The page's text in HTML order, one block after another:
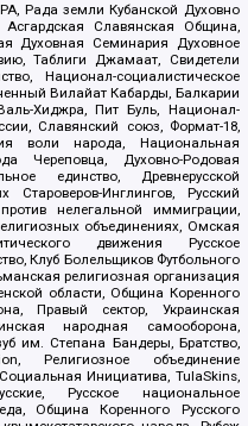
Рада земли Кубанской Духовно
Славянская Община,
Духовная Семинария Духовное
Таблиги Джамаат, Свидетели
Национал-социалистическое
Вилайат Кабарды, Балкарии
Хиджра, Пит Буль, Национал-
Славянский союз, Формат-18,
воли народа, Национальная
Череповца, Духовно-Родовая
единство, Древнерусской
Староверов-Инглингов, Русский
нелегальной иммиграции,
объединениях, Омская
движения Русское
Клуб Болельщиков Футбольного
религиозная организация
области, Община Коренного
Правый сектор, Украинская
народная самооборона,
им. Степана Бандеры, Братство,
Религиозное объединение
Инициатива, TulaSkins,
Русское национальное
Община Коренного Русского